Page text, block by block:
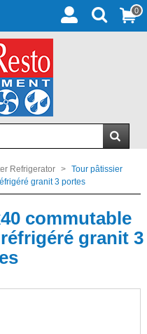
0
Refrigerator > Tour pâtissier
granit 3 portes
commutable
granit 3